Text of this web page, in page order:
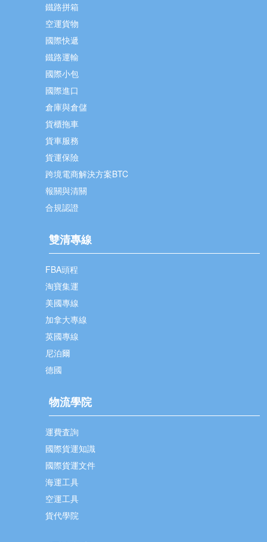
鐵路拼箱
空運貨物
國際快遞
鐵路運輸
國際小包
國際進口
倉庫與倉儲
貨櫃拖車
貨車服務
貨運保險
跨境電商解決方案BTC
報關與清關
合規認證
雙清專線
FBA頭程
淘寶集運
美國專線
加拿大專線
英國專線
尼泊爾
德國
物流學院
運費査詢
國際貨運知識
國際貨運文件
海運工具
空運工具
貨代學院